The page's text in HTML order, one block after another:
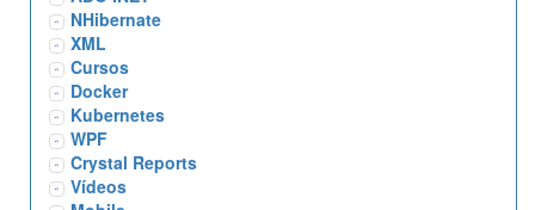
NHibernate
XML
Cursos
Docker
Kubernetes
WPF
Crystal Reports
Vídeos